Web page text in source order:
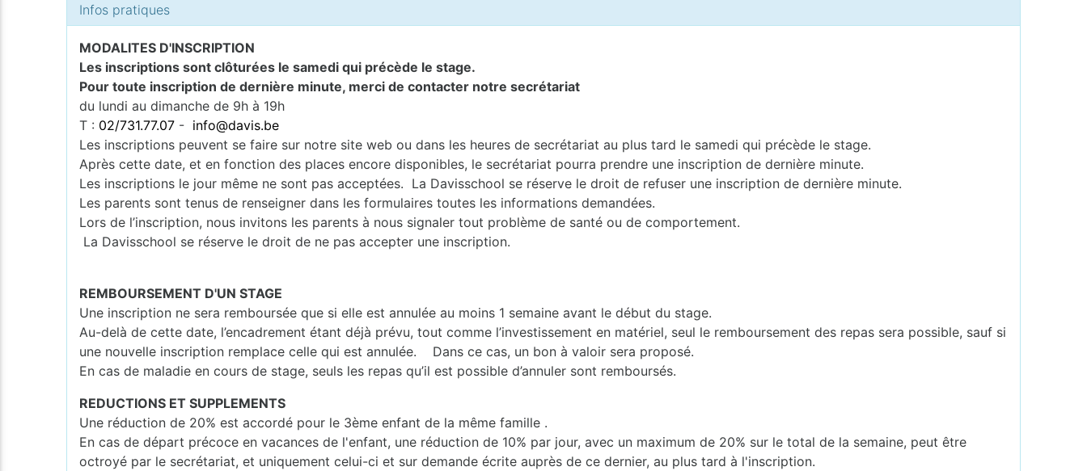
Infos pratiques
MODALITES D'INSCRIPTION
Les inscriptions sont clôturées le samedi qui précède le stage.
Pour toute inscription de dernière minute, merci de contacter notre secrétariat
du lundi au dimanche de 9h à 19h
T : 02/731.77.07 - info@davis.be
Les inscriptions peuvent se faire sur notre site web ou dans les heures de secrétariat au plus tard le samedi qui précède le stage.
Après cette date, et en fonction des places encore disponibles, le secrétariat pourra prendre une inscription de dernière minute.
Les inscriptions le jour même ne sont pas acceptées. La Davisschool se réserve le droit de refuser une inscription de dernière minute.
Les parents sont tenus de renseigner dans les formulaires toutes les informations demandées.
Lors de l’inscription, nous invitons les parents à nous signaler tout problème de santé ou de comportement.
La Davisschool se réserve le droit de ne pas accepter une inscription.
REMBOURSEMENT D'UN STAGE
Une inscription ne sera remboursée que si elle est annulée au moins 1 semaine avant le début du stage.
Au-delà de cette date, l’encadrement étant déjà prévu, tout comme l’investissement en matériel, seul le remboursement des repas sera possible, sauf si
une nouvelle inscription remplace celle qui est annulée. Dans ce cas, un bon à valoir sera proposé.
En cas de maladie en cours de stage, seuls les repas qu’il est possible d’annuler sont remboursés.
REDUCTIONS ET SUPPLEMENTS
Une réduction de 20% est accordé pour le 3ème enfant de la même famille .
En cas de départ précoce en vacances de l'enfant, une réduction de 10% par jour, avec un maximum de 20% sur le total de la semaine, peut être
octroyé par le secrétariat, et uniquement celui-ci et sur demande écrite auprès de ce dernier, au plus tard à l'inscription.